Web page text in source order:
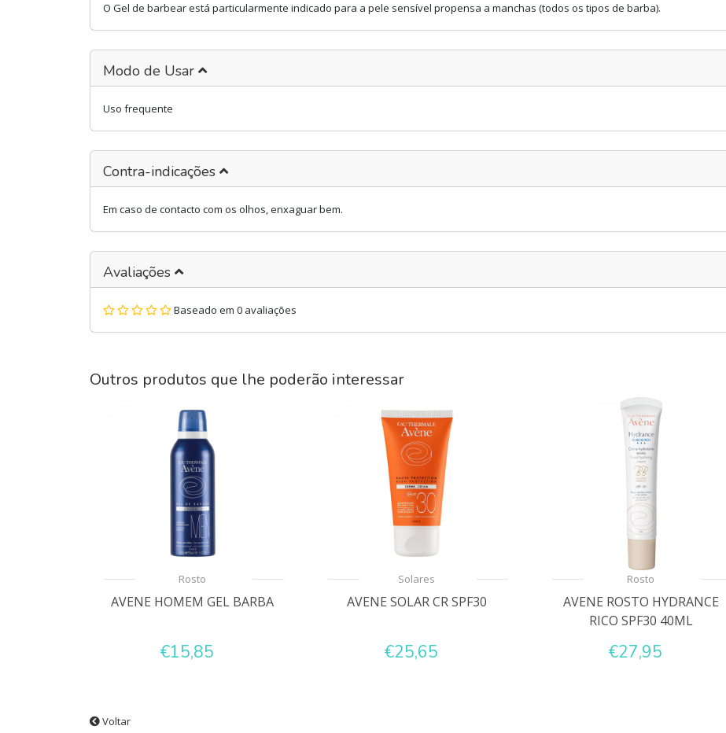
O Gel de barbear está particularmente indicado para a pele sensível propensa a manchas (todos os tipos de barba).
Modo de Usar
Uso frequente
Contra-indicações
Em caso de contacto com os olhos, enxaguar bem.
Avaliações
Baseado em 0 avaliações
Outros produtos que lhe poderão interessar
Rosto
AVENE HOMEM GEL BARBA
€15,85
Solares
AVENE SOLAR CR SPF30
€25,65
Rosto
AVENE ROSTO HYDRANCE
RICO SPF30 40ML
€27,95
Voltar